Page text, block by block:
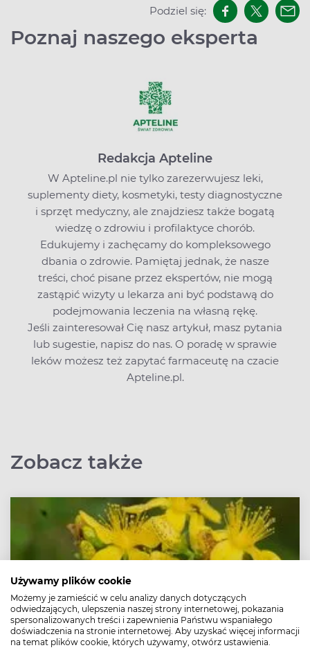
Używamy plików cookie
Możemy je zamieścić w celu analizy danych dotyczących
odwiedzających, ulepszenia naszej strony internetowej, pokazania
spersonalizowanych treści i zapewnienia Państwu wspaniałego
doświadczenia na stronie internetowej. Aby uzyskać więcej informacji
na temat plików cookie, których używamy, otwórz ustawienia.
Podziel się:
Poznaj naszego eksperta
Redakcja Apteline
W Apteline.pl nie tylko zarezerwujesz leki,
suplementy diety, kosmetyki, testy diagnostyczne
i sprzęt medyczny, ale znajdziesz także bogatą
wiedzę o zdrowiu i profilaktyce chorób.
Edukujemy i zachęcamy do kompleksowego
dbania o zdrowie. Pamiętaj jednak, że nasze
treści, choć pisane przez ekspertów, nie mogą
zastąpić wizyty u lekarza ani być podstawą do
podejmowania leczenia na własną rękę.
Jeśli zainteresował Cię nasz artykuł, masz pytania
lub sugestie, napisz do nas. O poradę w sprawie
leków możesz też zapytać farmaceutę na czacie
Apteline.pl.
Zobacz także